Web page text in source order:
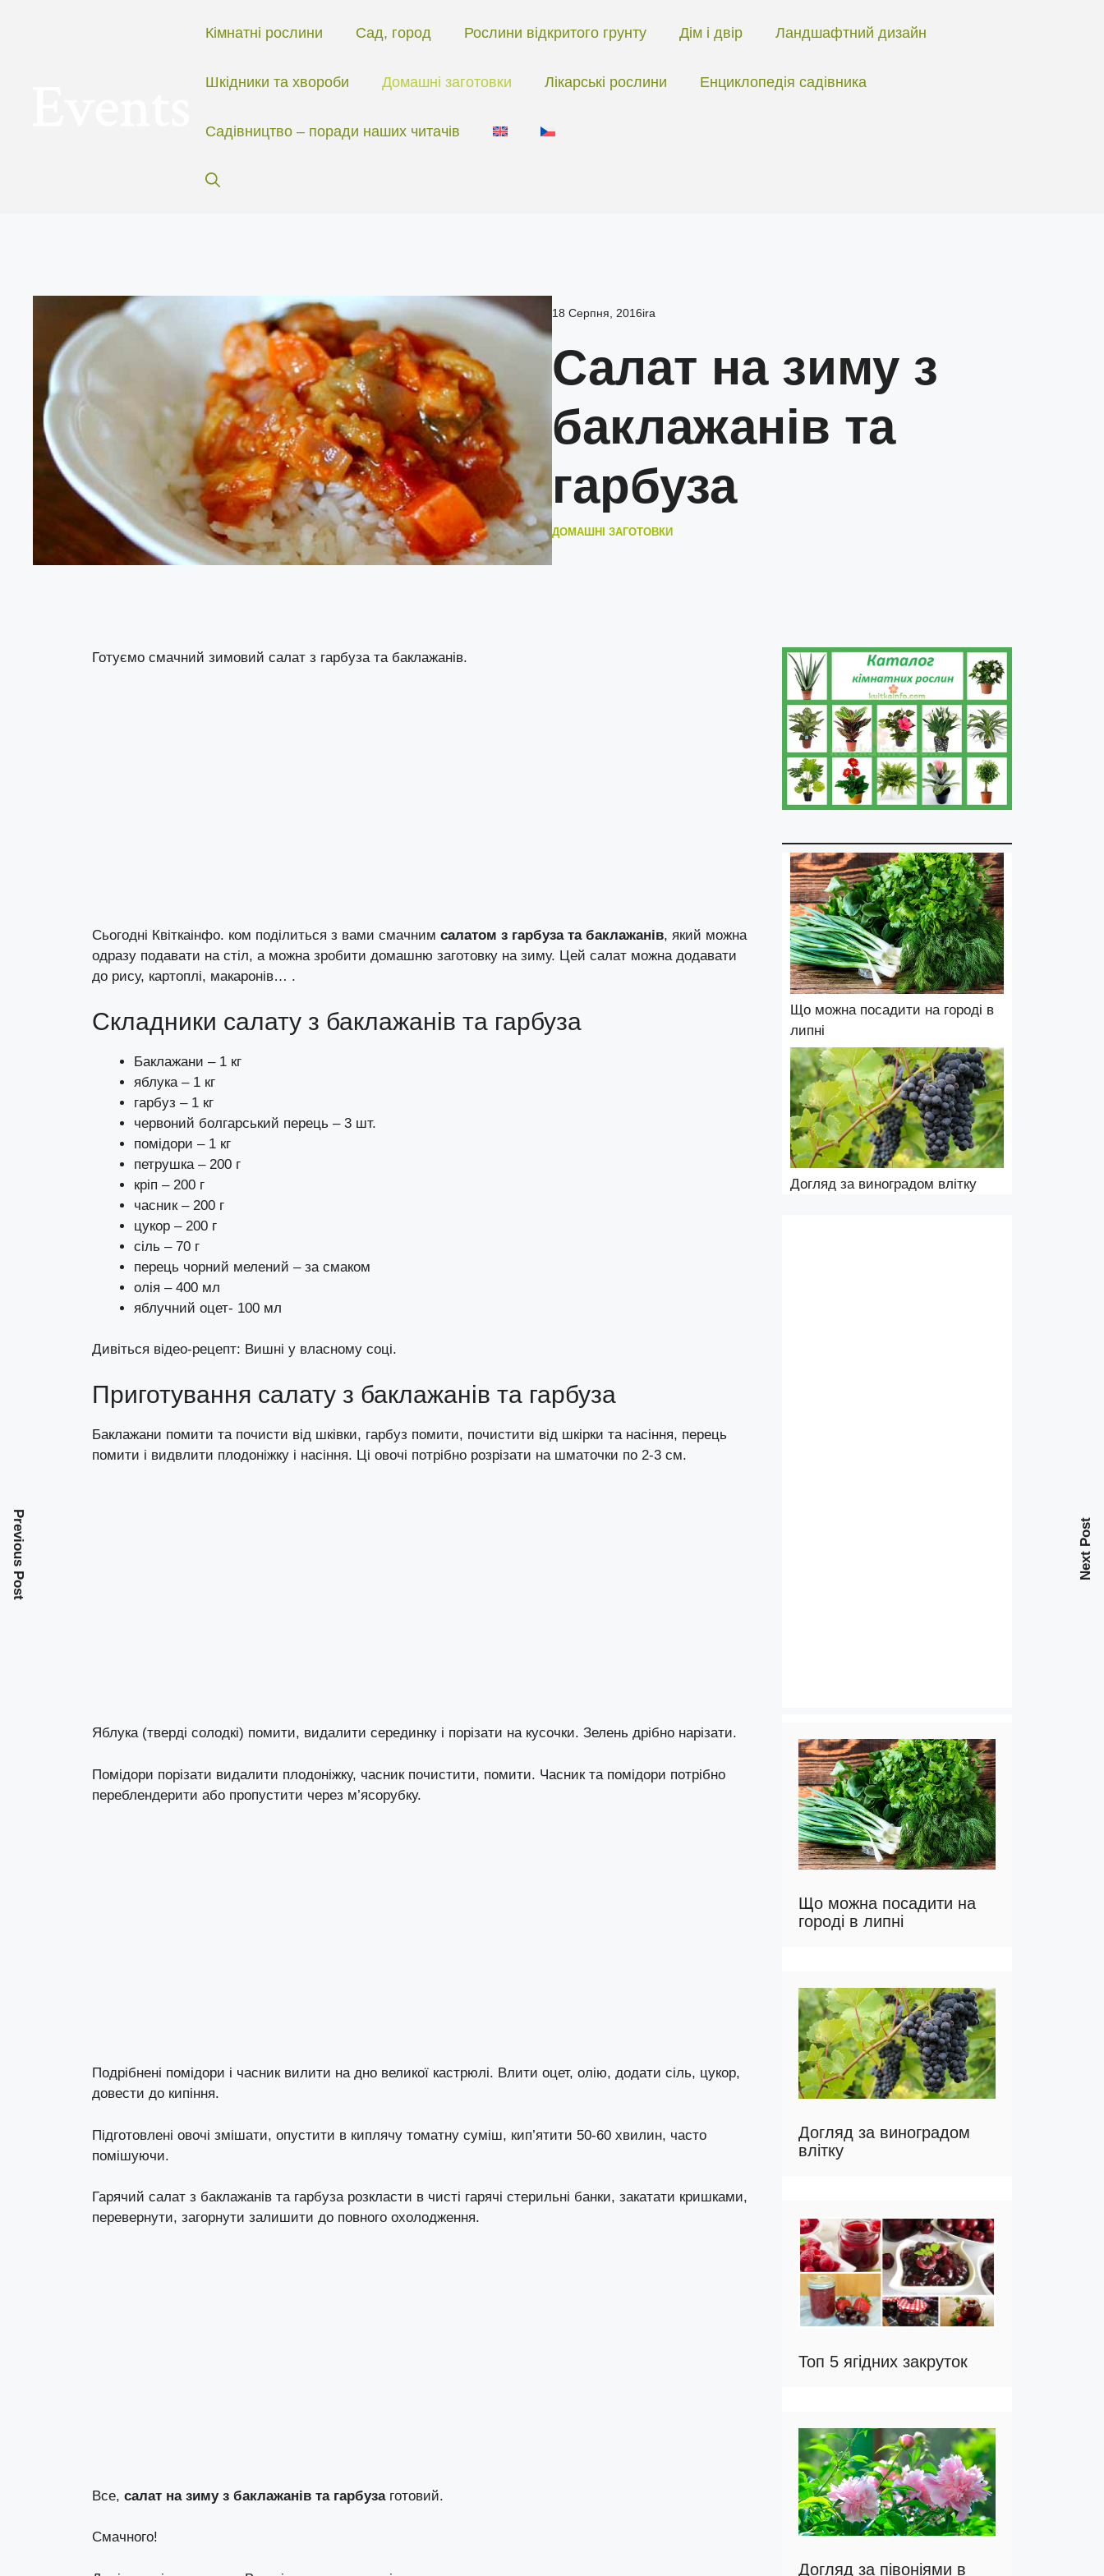
Кімнатні рослини Сад, город Рослини відкритого грунту Дім і двір Ландшафтний дизайн
Шкідники та хвороби Домашні заготовки Лікарські рослини Енциклопедія садівника
Садівництво – поради наших читачів
18 Серпня, 2016ira
Салат на зиму з
баклажанів та
гарбуза
ДОМАШНІ ЗАГОТОВКИ
Готуємо смачний зимовий салат з гарбуза та баклажанів.
Сьогодні Квіткаінфо. ком поділиться з вами смачним салатом з гарбуза та баклажанів, який можна
одразу подавати на стіл, а можна зробити домашню заготовку на зиму. Цей салат можна додавати
до рису, картоплі, макаронів… .
Складники салату з баклажанів та гарбуза
Баклажани – 1 кг
яблука – 1 кг
гарбуз – 1 кг
червоний болгарський перець – 3 шт.
помідори – 1 кг
петрушка – 200 г
кріп – 200 г
часник – 200 г
цукор – 200 г
сіль – 70 г
перець чорний мелений – за смаком
олія – 400 мл
яблучний оцет- 100 мл
Дивіться відео-рецепт: Вишні у власному соці.
Приготування салату з баклажанів та гарбуза
Баклажани помити та почисти від шківки, гарбуз помити, почистити від шкірки та насіння, перець
помити і видвлити плодоніжку і насіння. Ці овочі потрібно розрізати на шматочки по 2-3 см.
Яблука (тверді солодкі) помити, видалити серединку і порізати на кусочки. Зелень дрібно нарізати.
Помідори порізати видалити плодоніжку, часник почистити, помити. Часник та помідори потрібно
переблендерити або пропустити через м’ясорубку.
Подрібнені помідори і часник вилити на дно великої кастрюлі. Влити оцет, олію, додати сіль, цукор,
довести до кипіння.
Підготовлені овочі змішати, опустити в киплячу томатну суміш, кип’ятити 50-60 хвилин, часто
помішуючи.
Гарячий салат з баклажанів та гарбуза розкласти в чисті гарячі стерильні банки, закатати кришками,
перевернути, загорнути залишити до повного охолодження.
Все, салат на зиму з баклажанів та гарбузаготовий.
Смачного!
Previous Post Next Post
Що можна посадити на городі в
липні
Догляд за виноградом влітку
Що можна посадити на
городі в липні
Догляд за виноградом
влітку
Топ 5 ягідних закруток
Догляд за півоніями в